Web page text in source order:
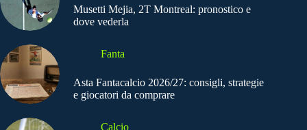
Musetti Mejia, 2T Montreal: pronostico e
dove vederla
Fanta
Asta Fantacalcio 2026/27: consigli, strategie
e giocatori da comprare
Calcio